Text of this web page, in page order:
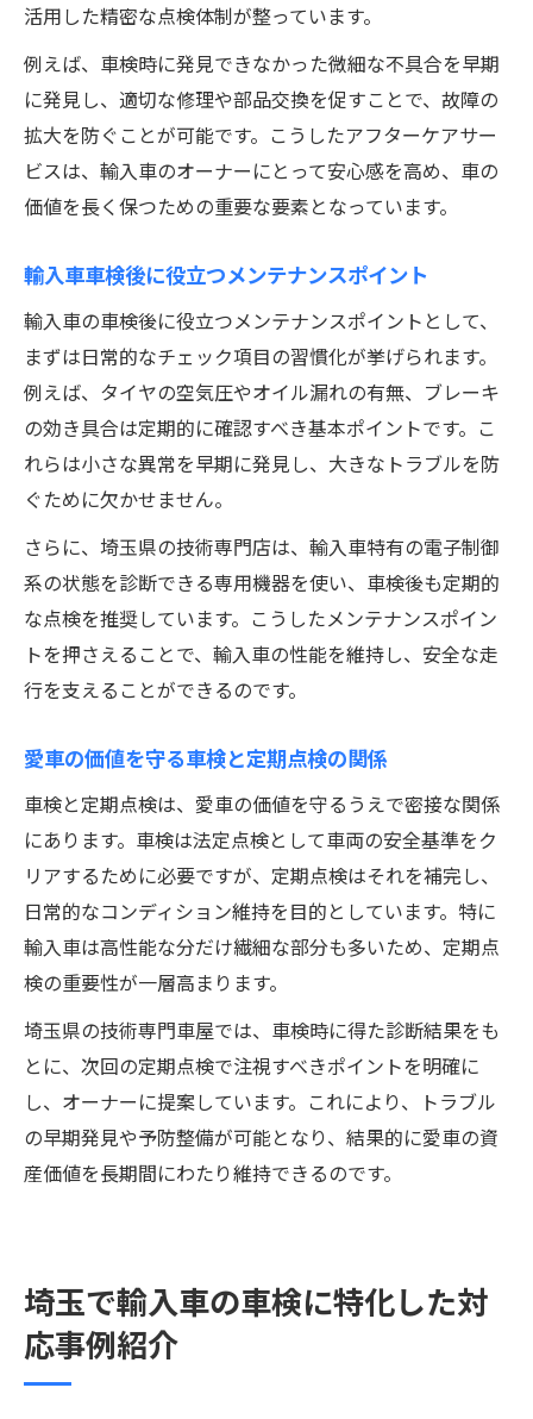
活用した精密な点検体制が整っています。
例えば、車検時に発見できなかった微細な不具合を早期
に発見し、適切な修理や部品交換を促すことで、故障の
拡大を防ぐことが可能です。こうしたアフターケアサー
ビスは、輸入車のオーナーにとって安心感を高め、車の
価値を長く保つための重要な要素となっています。
輸入車車検後に役立つメンテナンスポイント
輸入車の車検後に役立つメンテナンスポイントとして、
まずは日常的なチェック項目の習慣化が挙げられます。
例えば、タイヤの空気圧やオイル漏れの有無、ブレーキ
の効き具合は定期的に確認すべき基本ポイントです。こ
れらは小さな異常を早期に発見し、大きなトラブルを防
ぐために欠かせません。
さらに、埼玉県の技術専門店は、輸入車特有の電子制御
系の状態を診断できる専用機器を使い、車検後も定期的
な点検を推奨しています。こうしたメンテナンスポイン
トを押さえることで、輸入車の性能を維持し、安全な走
行を支えることができるのです。
愛車の価値を守る車検と定期点検の関係
車検と定期点検は、愛車の価値を守るうえで密接な関係
にあります。車検は法定点検として車両の安全基準をク
リアするために必要ですが、定期点検はそれを補完し、
日常的なコンディション維持を目的としています。特に
輸入車は高性能な分だけ繊細な部分も多いため、定期点
検の重要性が一層高まります。
埼玉県の技術専門車屋では、車検時に得た診断結果をも
とに、次回の定期点検で注視すべきポイントを明確に
し、オーナーに提案しています。これにより、トラブル
の早期発見や予防整備が可能となり、結果的に愛車の資
産価値を長期間にわたり維持できるのです。
埼玉で輸入車の車検に特化した対
応事例紹介